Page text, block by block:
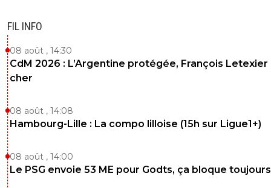
FIL INFO
08 août , 14:30
CdM 2026 : L’Argentine protégée, François Letexier
cher
08 août , 14:08
Hambourg-Lille : La compo lilloise (15h sur Ligue1+)
08 août , 14:00
Le PSG envoie 53 ME pour Godts, ça bloque toujours